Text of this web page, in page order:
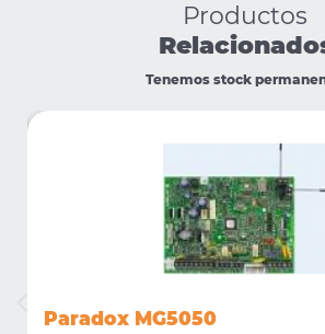
Productos
Tenemos stock
Paradox MG5050